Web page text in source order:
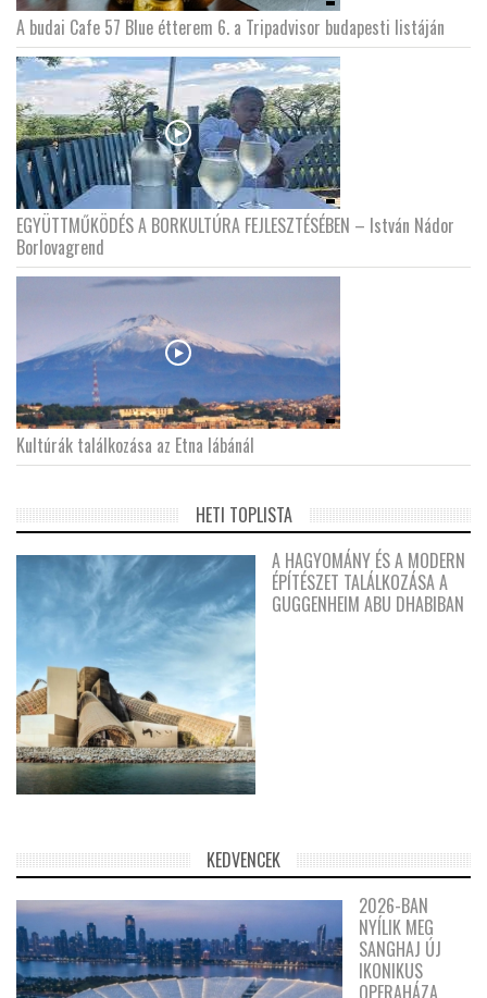
A budai Cafe 57 Blue étterem 6. a Tripadvisor budapesti listáján
EGYÜTTMŰKÖDÉS A BORKULTÚRA FEJLESZTÉSÉBEN – István Nádor
Borlovagrend
Kultúrák találkozása az Etna lábánál
HETI TOPLISTA
A HAGYOMÁNY ÉS A MODERN
ÉPÍTÉSZET TALÁLKOZÁSA A
GUGGENHEIM ABU DHABIBAN
KEDVENCEK
2026-BAN
NYÍLIK MEG
SANGHAJ ÚJ
IKONIKUS
OPERAHÁZA